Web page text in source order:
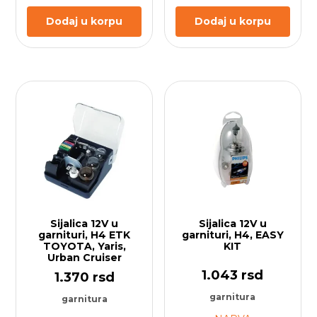
Srbiji
1. Da li smem sam da ugradim LED sijalice umesto
halogenih?
atest. Na tehničkom pregledu mogu praviti problem
ako nisu fabrički predviđene ili ako nemaju
odgovarajući sertifikat.
2. Zašto mi sijalice često pregorevaju?
Najčešći uzrok je neispravan regler (napon preko 14.4V),
vlaga u faru ili loš kontakt na džeku (indukcioni kalem
3. Da li moram da menjam obe sijalice ako je
pregorela samo jedna?
Preporuka je da se menjaju u paru. Sijalice imaju sličan
radni vek, a nova sijalica će uvek svetleti jače od stare,
što može dovesti do neujednačenog snopa i zamora
Dodaj u korpu Dodaj u korpu
Sijalica 12V u
garnituri, H4 ETK
TOYOTA, Yaris,
Urban Cruiser
1.370 rsd
garnitura
Sijalica 12V u
garnituri, H4, EASY
KIT
1.043 rsd
garnitura